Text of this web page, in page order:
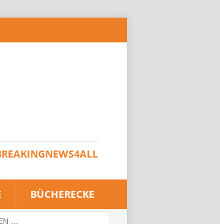
BÜCHERECKE